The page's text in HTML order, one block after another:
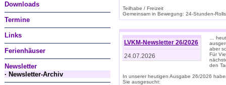
Downloads
Termine
Links
Ferienhäuser
Newsletter
· Newsletter-Archiv
Teilhabe / Freizeit
Gemeinsam in Bewegung: 24-Stunden-
LVKM-Newsletter 26/2026
24.07.2026
…
aber
Für
den
In unserer heutigen Ausgabe 26/2026
Sie ausgesucht: